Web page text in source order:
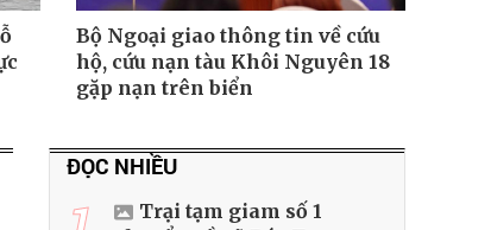
Bộ Ngoại giao thông tin về cứu
hộ, cứu nạn tàu Khôi Nguyên 18
gặp nạn trên biển
ĐỌC NHIỀU
Trại tạm giam số 1